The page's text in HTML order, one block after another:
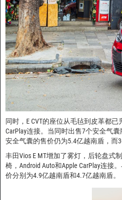
同时，E CVT的座位从毛毡到皮革都已
CarPlay连接。当同时出售7个安全气
安全气囊的售价仍为5.4亿越南盾，而
丰田Vios E MT增加了雾灯，后轮盘式
椅，Android Auto和Apple CarPlay连接
价分别为4.9亿越南盾和4.7亿越南盾。